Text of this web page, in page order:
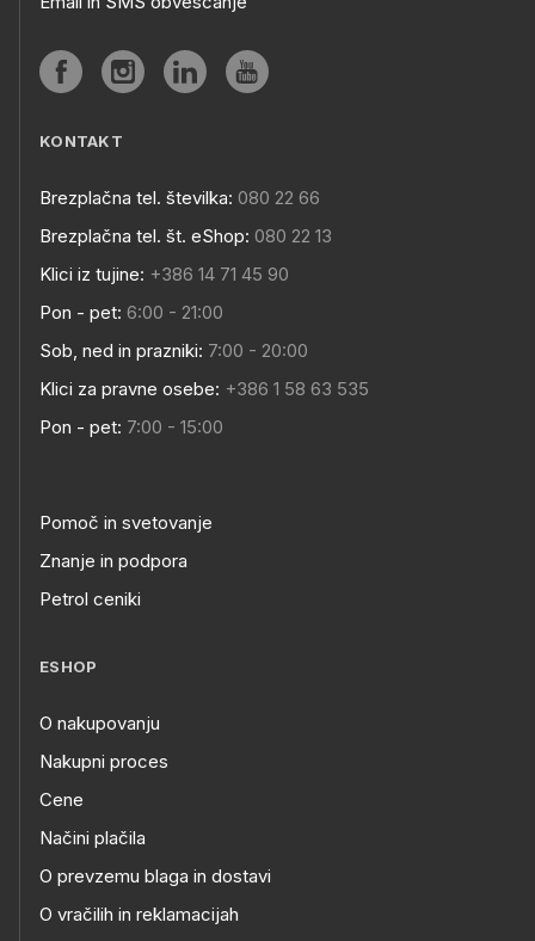
KONTAKT
Brezplačna tel. številka: 080 22 66
Brezplačna tel. št. eShop: 080 22 13
Klici iz tujine: +386 14 71 45 90
Pon - pet: 6:00 - 21:00
Sob, ned in prazniki: 7:00 - 20:00
Klici za pravne osebe: +386 1 58 63 535
Pon - pet: 7:00 - 15:00
Pomoč in svetovanje
Znanje in podpora
Petrol ceniki
ESHOP
O nakupovanju
Nakupni proces
Cene
Načini plačila
O prevzemu blaga in dostavi
O vračilih in reklamacijah